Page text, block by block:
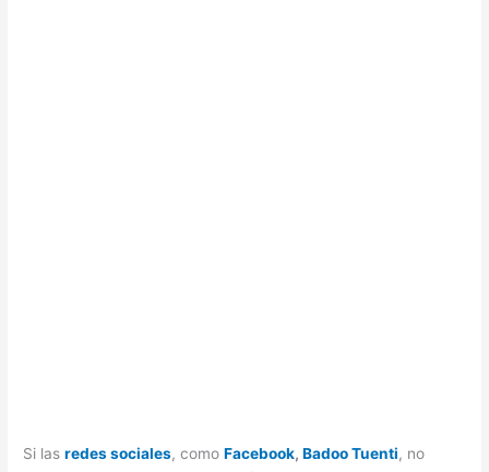
Si lasredes sociales, comoFacebook,BadooTuenti, no